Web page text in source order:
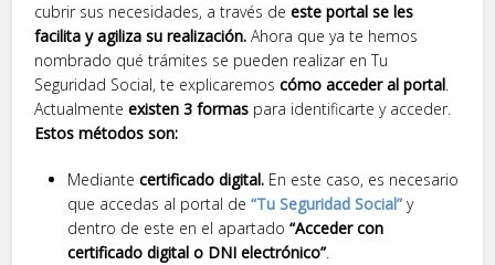
cubrir sus necesidades, a través deeste portal se les
facilita y agiliza su realización.Ahora que ya te hemos
nombrado qué trámites se pueden realizar en Tu
Seguridad Social, te explicaremoscómo acceder al portal.
Actualmenteexisten 3 formas para identificarte y acceder.
Estos métodos son:
Mediantecertificado digital. En este caso, es necesario
que accedas al portal de“Tu Seguridad Social” y
dentro de este en el apartado“Acceder con
certificado digital o DNI electrónico”.